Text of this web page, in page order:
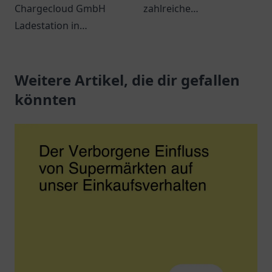
Chargecloud GmbH
Ladestation in
zum Laden von
Elektroautos.
zahlreiche
Reisende.
Weitere Artikel, die dir gefallen
könnten